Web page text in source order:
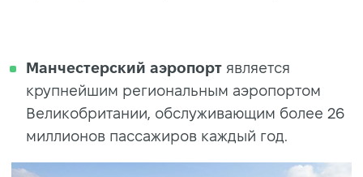
Манчестерский аэропорт является
крупнейшим региональным аэропортом
Великобритании, обслуживающим более 26
миллионов пассажиров каждый год.